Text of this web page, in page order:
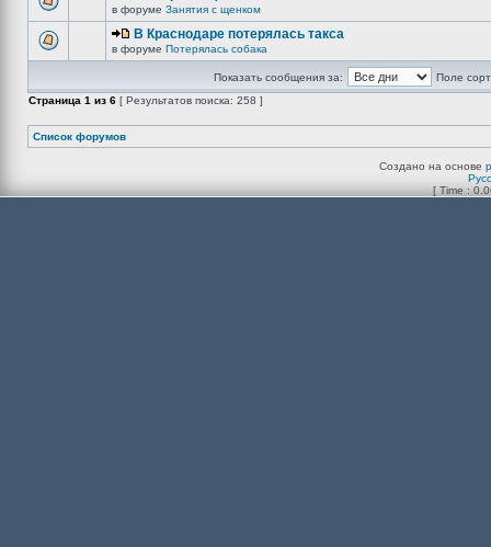
в форуме Занятия с щенком
В Краснодаре потерялась такса
в форуме Потерялась собака
Показать сообщения за:
Поле
Страница 1 из 6 [ Результатов поиска: 258 ]
Список форумов
Создано на основе
[ Time :